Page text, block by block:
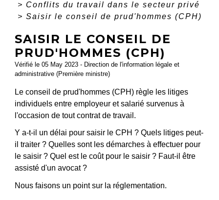
> Conflits du travail dans le secteur privé
> Saisir le conseil de prud'hommes (CPH)
SAISIR LE CONSEIL DE
PRUD'HOMMES (CPH)
Vérifié le 05 May 2023 - Direction de l'information légale et
administrative (Première ministre)
Le conseil de prud'hommes (CPH) règle les litiges
individuels entre employeur et salarié survenus à
l'occasion de tout contrat de travail.
Y a-t-il un délai pour saisir le CPH ? Quels litiges peut-
il traiter ? Quelles sont les démarches à effectuer pour
le saisir ? Quel est le coût pour le saisir ? Faut-il être
assisté d'un avocat ?
Nous faisons un point sur la réglementation.